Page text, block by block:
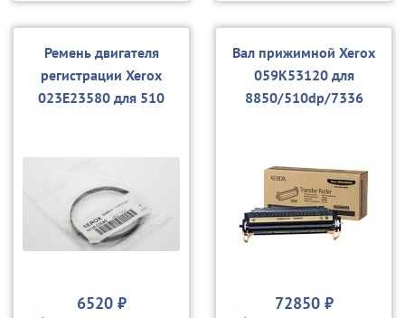
Ремень двигателя
регистрации Xerox
023E23580 для 510
6520 ₽
Вал прижимной Xerox
059K53120 для
8850/510dp/7336
72850 ₽